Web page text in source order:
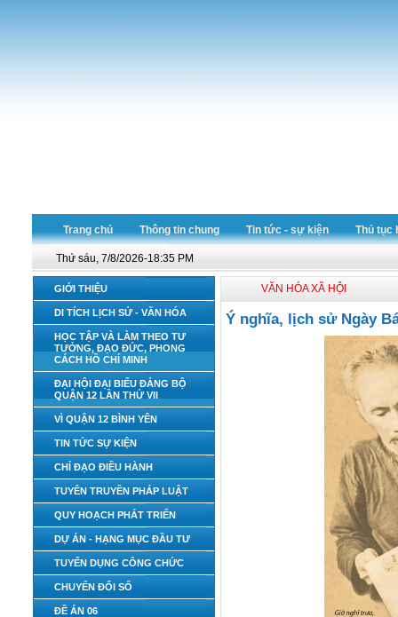
Trang chủ Thông tin chung Tin tức - sự kiện Thủ tục
Thứ sáu, 7/8/2026-18:35 PM
GIỚI THIỆU
DI TÍCH LỊCH SỬ - VĂN HÓA
HỌC TẬP VÀ LÀM THEO TƯ
TƯỞNG, ĐẠO ĐỨC, PHONG
CÁCH HỒ CHÍ MINH
ĐẠI HỘI ĐẠI BIỂU ĐẢNG BỘ
QUẬN 12 LẦN THỨ VII
VÌ QUẬN 12 BÌNH YÊN
TIN TỨC SỰ KIỆN
CHỈ ĐẠO ĐIỀU HÀNH
TUYÊN TRUYỀN PHÁP LUẬT
QUY HOẠCH PHÁT TRIỂN
DỰ ÁN - HẠNG MỤC ĐẦU TƯ
TUYỂN DỤNG CÔNG CHỨC
CHUYỂN ĐỔI SỐ
ĐỀ ÁN 06
VĂN HÓA XÃ HỘI
Ý nghĩa, lịch sử Ngày